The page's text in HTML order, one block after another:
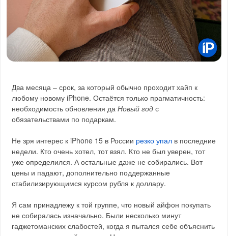
Два месяца – срок, за который обычно проходит хайп к
любому новому iPhone. Остаётся только прагматичность:
необходимость обновления даНовый год с
обязательствами по подаркам.
Не зря интерес к iPhone 15 в России резко упал в последние
недели. Кто очень хотел, тот взял. Кто не был уверен, тот
уже определился. А остальные даже не собирались. Вот
цены и падают, дополнительно поддержанные
стабилизирующимся курсом рубля к доллару.
Я сам принадлежу к той группе, что новый айфон покупать
не собиралась изначально. Были несколько минут
гаджетоманских слабостей, когда я пытался себе объяснить